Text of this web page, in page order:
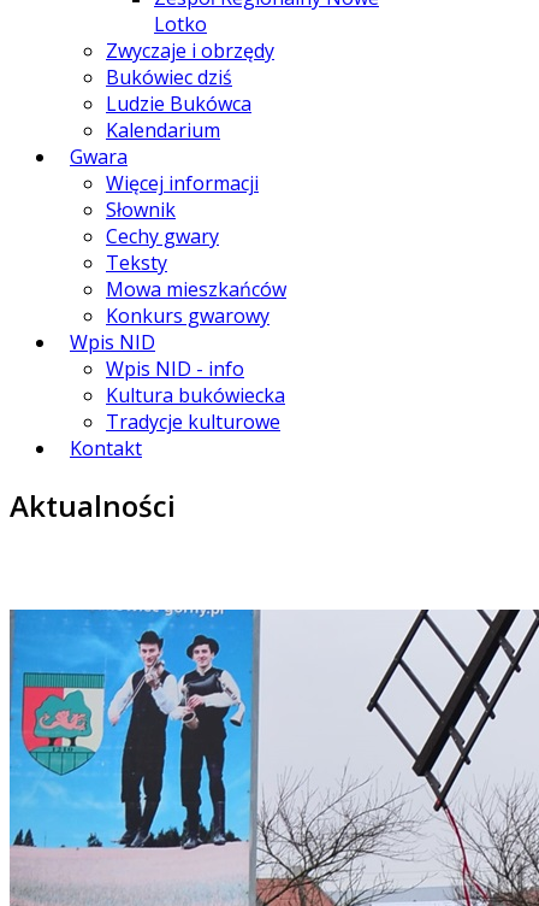
Lotko
Zwyczaje i obrzędy
Bukówiec dziś
Ludzie Bukówca
Kalendarium
Gwara
Więcej informacji
Słownik
Cechy gwary
Teksty
Mowa mieszkańców
Konkurs gwarowy
Wpis NID
Wpis NID - info
Kultura bukówiecka
Tradycje kulturowe
Kontakt
Aktualności